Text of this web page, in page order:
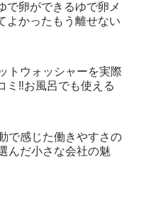
で卵ができるゆで卵メ
よかったもう離せない
トウォッシャーを実際
ミ‼︎お風呂でも使える
で感じた働きやすさの
んだ小さな会社の魅